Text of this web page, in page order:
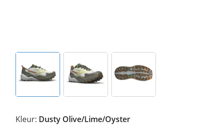
Kleur: Dusty Olive/Lime/Oyster